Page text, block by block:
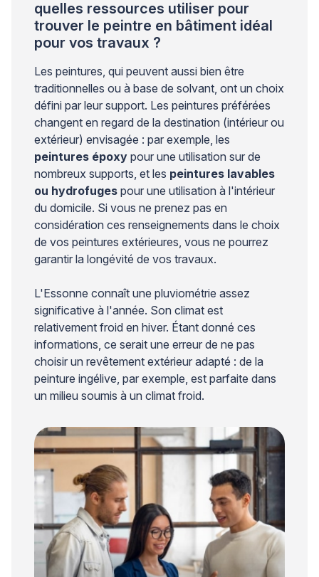
quelles ressources utiliser pour
trouver le peintre en bâtiment idéal
pour vos travaux ?
Les peintures, qui peuvent aussi bien être
traditionnelles ou à base de solvant, ont un choix
défini par leur support. Les peintures préférées
changent en regard de la destination (intérieur ou
extérieur) envisagée : par exemple, les
peintures époxy pour une utilisation sur de
nombreux supports, et les peintures lavables
ou hydrofuges pour une utilisation à l'intérieur
du domicile. Si vous ne prenez pas en
considération ces renseignements dans le choix
de vos peintures extérieures, vous ne pourrez
garantir la longévité de vos travaux.
L'Essonne connaît une pluviométrie assez
significative à l'année. Son climat est
relativement froid en hiver. Étant donné ces
informations, ce serait une erreur de ne pas
choisir un revêtement extérieur adapté : de la
peinture ingélive, par exemple, est parfaite dans
un milieu soumis à un climat froid.